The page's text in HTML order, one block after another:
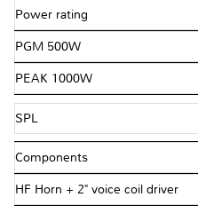
Power rating
PGM 500W
PEAK 1000W
SPL
Components
HF Horn + 2" voice coil driver